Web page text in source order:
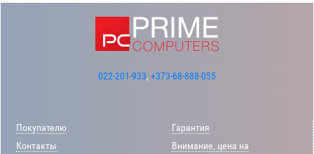
022-201-933, +373-68-888-055
Покупателю
Контакты
Гарантия
Внимание, цена на